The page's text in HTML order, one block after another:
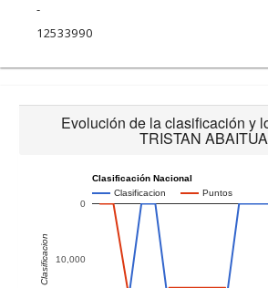
-
12533990
Evolución de la clasificación y
TRISTAN ABAITUA
Clasificación Nacional
Clasificacion
Puntos
0
10,000
Clasificacion